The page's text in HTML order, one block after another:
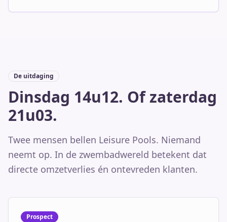
De uitdaging
Dinsdag 14u12. Of zaterdag
21u03.
Twee mensen bellen Leisure Pools. Niemand
neemt op. In de zwembadwereld betekent dat
directe omzetverlies én ontevreden klanten.
Prospect